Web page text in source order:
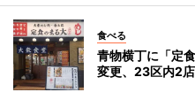
食べる
青物横丁に「定
変更、23区内2